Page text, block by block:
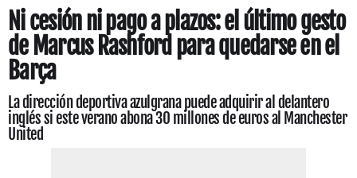
Ni cesión ni pago a plazos: el último gesto
de Marcus Rashford para quedarse en el
Barça
La dirección deportiva azulgrana puede adquirir al delantero
inglés si este verano abona 30 millones de euros al Manchester
United